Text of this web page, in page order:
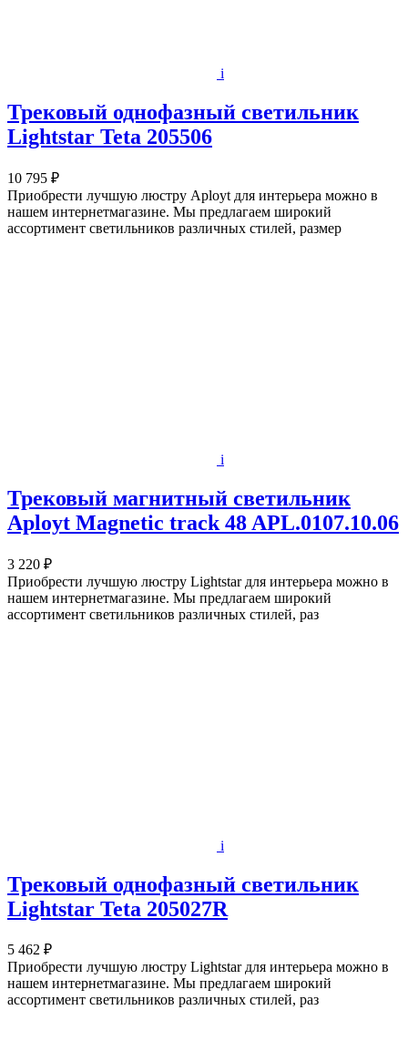
i
Трековый однофазный светильник
Lightstar Teta 205506
10 795 ₽
Приобрести лучшую люстру Aployt для интерьера можно в
нашем интернетмагазине. Мы предлагаем широкий
ассортимент светильников различных стилей, размер
i
Трековый магнитный светильник
Aployt Magnetic track 48 APL.0107.10.06
3 220 ₽
Приобрести лучшую люстру Lightstar для интерьера можно в
нашем интернетмагазине. Мы предлагаем широкий
ассортимент светильников различных стилей, раз
i
Трековый однофазный светильник
Lightstar Teta 205027R
5 462 ₽
Приобрести лучшую люстру Lightstar для интерьера можно в
нашем интернетмагазине. Мы предлагаем широкий
ассортимент светильников различных стилей, раз